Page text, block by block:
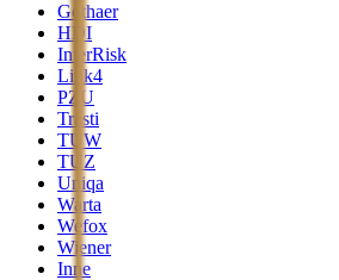
Gothaer
HDI
InterRisk
Link4
PZU
Trasti
TUW
TUZ
Uniqa
Warta
Wefox
Wiener
Inne